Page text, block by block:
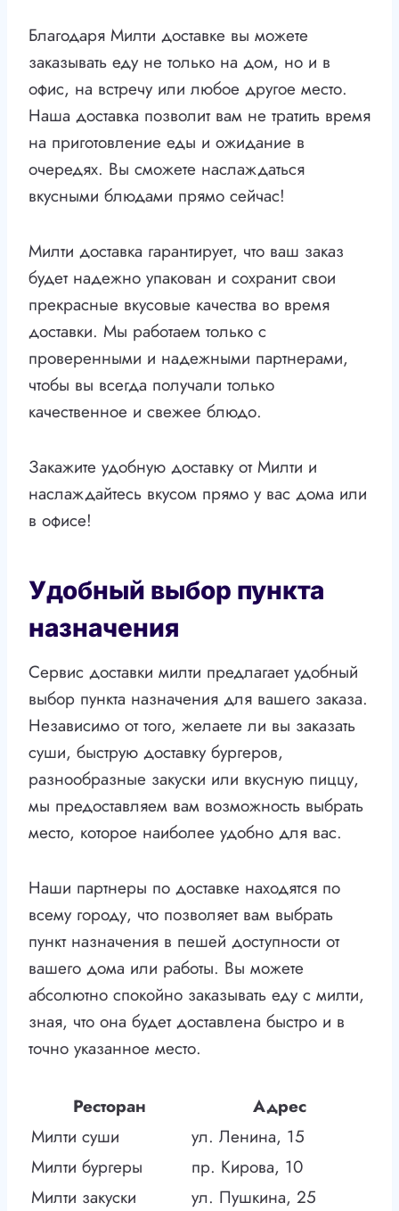
Благодаря Милти доставке вы можете
заказывать еду не только на дом, но и в
офис, на встречу или любое другое место.
Наша доставка позволит вам не тратить время
на приготовление еды и ожидание в
очередях. Вы сможете наслаждаться
вкусными блюдами прямо сейчас!
Милти доставка гарантирует, что ваш заказ
будет надежно упакован и сохранит свои
прекрасные вкусовые качества во время
доставки. Мы работаем только с
проверенными и надежными партнерами,
чтобы вы всегда получали только
качественное и свежее блюдо.
Закажите удобную доставку от Милти и
наслаждайтесь вкусом прямо у вас дома или
в офисе!
Удобный выбор пункта
назначения
Сервис доставки милти предлагает удобный
выбор пункта назначения для вашего заказа.
Независимо от того, желаете ли вы заказать
суши, быструю доставку бургеров,
разнообразные закуски или вкусную пиццу,
мы предоставляем вам возможность выбрать
место, которое наиболее удобно для вас.
Наши партнеры по доставке находятся по
всему городу, что позволяет вам выбрать
пункт назначения в пешей доступности от
вашего дома или работы. Вы можете
абсолютно спокойно заказывать еду с милти,
зная, что она будет доставлена быстро и в
точно указанное место.
Ресторан
Адрес
Милти суши
ул. Ленина, 15
Милти бургеры
пр. Кирова, 10
Милти закуски
ул. Пушкина, 25